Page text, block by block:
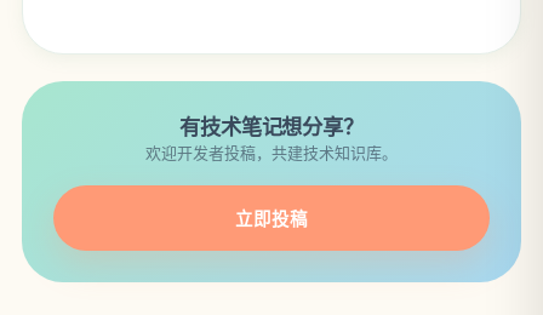
有技术笔记想分享？
欢迎开发者投稿，共建技术知识库。
立即投稿